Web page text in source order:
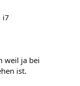
i7
weil ja bei
ist.